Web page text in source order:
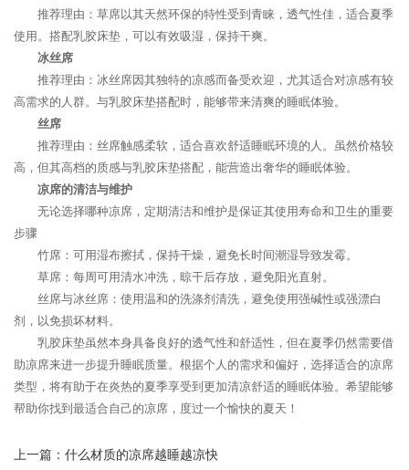
推荐理由：草席以其天然环保的特性受到青睐，透气性佳，适合夏季
使用。搭配乳胶床垫，可以有效吸湿，保持干爽。
冰丝席
推荐理由：冰丝席因其独特的凉感而备受欢迎，尤其适合对凉感有较
高需求的人群。与乳胶床垫搭配时，能够带来清爽的睡眠体验。
丝席
推荐理由：丝席触感柔软，适合喜欢舒适睡眠环境的人。虽然价格较
高，但其高档的质感与乳胶床垫搭配，能营造出奢华的睡眠体验。
凉席的清洁与维护
无论选择哪种凉席，定期清洁和维护是保证其使用寿命和卫生的重要
步骤
竹席：可用湿布擦拭，保持干燥，避免长时间潮湿导致发霉。
草席：每周可用清水冲洗，晾干后存放，避免阳光直射。
丝席与冰丝席：使用温和的洗涤剂清洗，避免使用强碱性或强漂白
剂，以免损坏材料。
乳胶床垫虽然本身具备良好的透气性和舒适性，但在夏季仍然需要借
助凉席来进一步提升睡眠质量。根据个人的需求和偏好，选择适合的凉席
类型，将有助于在炎热的夏季享受到更加清凉舒适的睡眠体验。希望能够
帮助你找到最适合自己的凉席，度过一个愉快的夏天！
上一篇： 什么材质的凉席越睡越凉快